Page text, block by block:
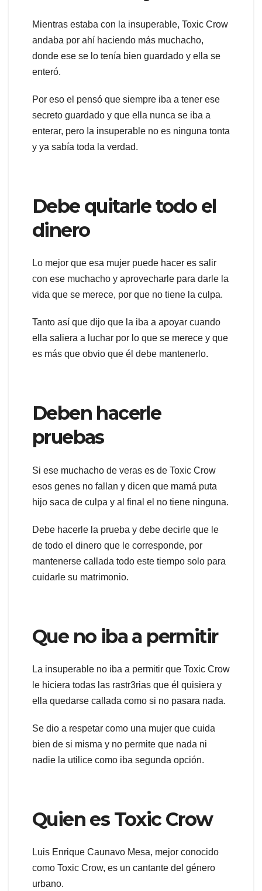
Mientras estaba con la insuperable, Toxic Crow
andaba por ahí haciendo más muchacho,
donde ese se lo tenía bien guardado y ella se
enteró.
Por eso el pensó que siempre iba a tener ese
secreto guardado y que ella nunca se iba a
enterar, pero Ia insuperable no es ninguna tonta
y ya sabía toda la verdad.
Debe quitarle todo el
dinero
Lo mejor que esa mujer puede hacer es salir
con ese muchacho y aprovecharle para darle la
vida que se merece, por que no tiene la culpa.
Tanto así que dijo que la iba a apoyar cuando
ella saliera a luchar por lo que se merece y que
es más que obvio que él debe mantenerlo.
Deben hacerle
pruebas
Si ese muchacho de veras es de Toxic Crow
esos genes no fallan y dicen que mamá puta
hijo saca de culpa y al final el no tiene ninguna.
Debe hacerle la prueba y debe decirle que le
de todo el dinero que le corresponde, por
mantenerse callada todo este tiempo solo para
cuidarle su matrimonio.
Que no iba a permitir
La insuperable no iba a permitir que Toxic Crow
le hiciera todas las rastr3rias que él quisiera y
ella quedarse callada como si no pasara nada.
Se dio a respetar como una mujer que cuida
bien de si misma y no permite que nada ni
nadie la utilice como iba segunda opción.
Quien es Toxic Crow
Luis Enrique Caunavo Mesa, mejor conocido
como Toxic Crow, es un cantante del género
urbano.